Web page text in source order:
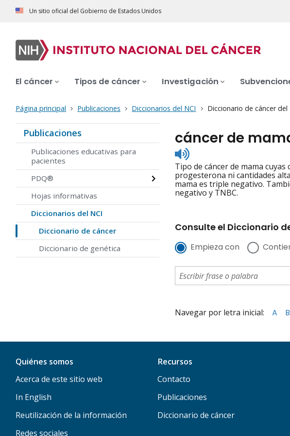
Un sitio oficial del Gobierno de Estados Unidos
El cáncer Tipos de cáncer Investigación
Página principal Publicaciones Diccionarios del NCI Diccionario de cáncer del
Publicaciones
Publicaciones educativas para
pacientes
PDQ®
Hojas informativas
Diccionarios del NCI
Diccionario de cáncer
Diccionario de genética
cáncer de
Listen
to
pronunciation
Tipo de cáncer de mama
progesterona ni cantidades
mama es triple negativo.
negativo y TNBC.
Consulte el Diccionario
Empieza con
Navegar por letra inicial: A B
Quiénes somos
Acerca de este sitio web
In English
Reutilización de la información
Redes sociales
Recursos
Contacto
Publicaciones
Diccionario de cáncer